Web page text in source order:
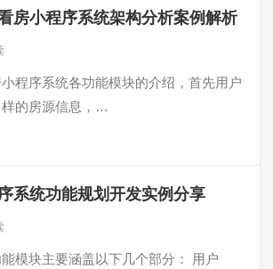
房小程序系统架构分析案例解析
程序系统各功能模块的介绍，首先用户
样的房源信息，…
系统功能规划开发实例分享
模块主要涵盖以下几个部分： 用户